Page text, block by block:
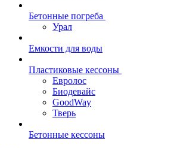
Бетонные погреба
Урал
Емкости для воды
Пластиковые кессоны
Евролос
Биодевайс
GoodWay
Тверь
Бетонные кессоны